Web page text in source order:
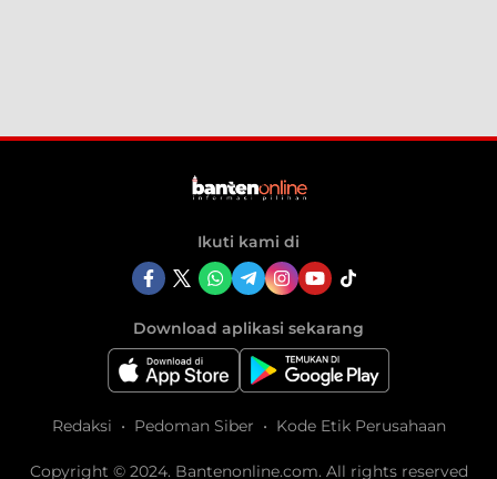
Ikuti kami di
Download aplikasi sekarang
Redaksi Pedoman Siber Kode Etik Perusahaan
Copyright © 2024. Bantenonline.com. All rights reserved